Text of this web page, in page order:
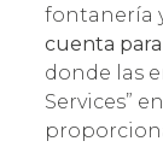
fontanería
cuenta
donde las
Services”